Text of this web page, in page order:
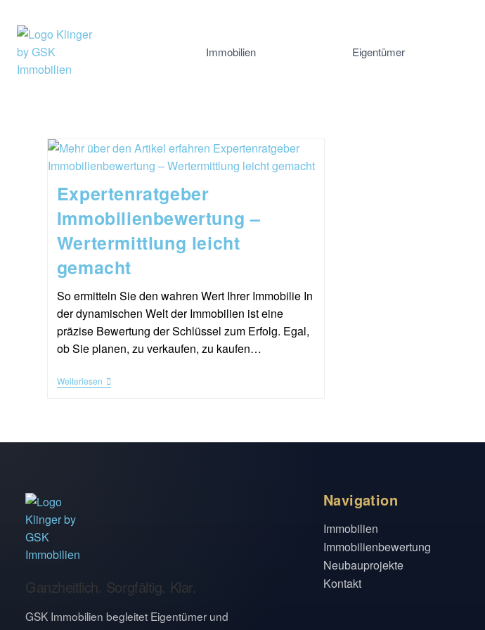
Immobilien Eigentümer
Expertenratgeber
Immobilienbewertung –
Wertermittlung leicht
gemacht
So ermitteln Sie den wahren Wert Ihrer Immobilie In
der dynamischen Welt der Immobilien ist eine
präzise Bewertung der Schlüssel zum Erfolg. Egal,
ob Sie planen, zu verkaufen, zu kaufen…
Weiterlesen
Ganzheitlich. Sorgfältig. Klar.
GSK Immobilien begleitet Eigentümer und
Navigation
Immobilien
Immobilienbewertung
Neubauprojekte
Kontakt